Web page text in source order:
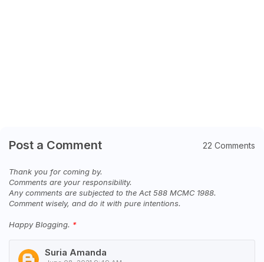
Post a Comment 22 Comments
Thank you for coming by.
Comments are your responsibility.
Any comments are subjected to the Act 588 MCMC 1988.
Comment wisely, and do it with pure intentions.
Happy Blogging.
Suria Amanda